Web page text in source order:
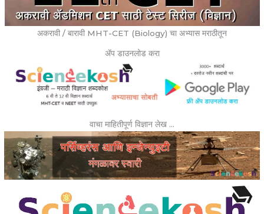
अकरावी / बारावी MHT-CET (Biology) चा अभ्यास मराठीतून
ॲप डाउनलोड करा
वाचा माहितीपूर्ण विज्ञान लेख …